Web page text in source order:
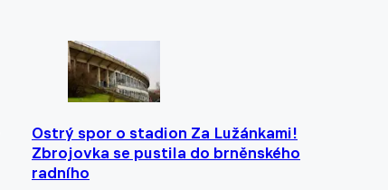
Ostrý spor o stadion Za Lužánkami!
Zbrojovka se pustila do brněnského
radního